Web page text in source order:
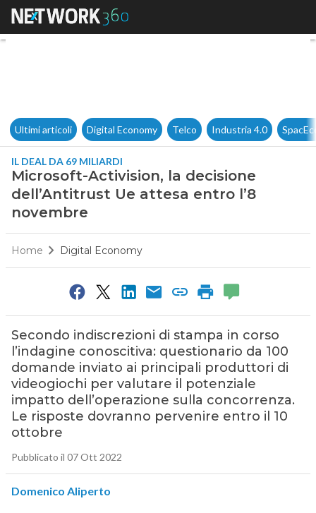
Microsoft-Activision, la
Ultimi articoli Digital Economy Telco Industria 4.0
IL DEAL DA 69 MILIARDI
Microsoft-Activision, la decisione
dell’Antitrust Ue attesa entro l’8
novembre
Home Digital Economy
Secondo indiscrezioni di stampa in corso
l’indagine conoscitiva: questionario da 100
domande inviato ai principali produttori di
videogiochi per valutare il potenziale
impatto dell’operazione sulla concorrenza.
Le risposte dovranno pervenire entro il 10
ottobre
Pubblicato il 07 Ott 2022
Domenico Aliperto